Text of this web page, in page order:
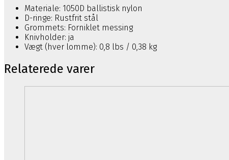
Materiale: 1050D ballistisk nylon
D-ringe: Rustfrit stål
Grommets: Forniklet messing
Knivholder: ja
Vægt (hver lomme): 0,8 lbs / 0,38 kg
Relaterede varer